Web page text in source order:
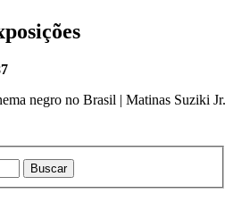
negro no Brasil | Matinas Suziki Jr.